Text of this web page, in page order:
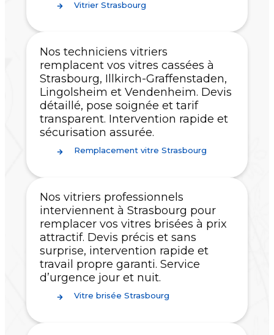
Vitrier Strasbourg
Nos techniciens vitriers
remplacent vos vitres cassées à
Strasbourg, Illkirch-Graffenstaden,
Lingolsheim et Vendenheim. Devis
détaillé, pose soignée et tarif
transparent. Intervention rapide et
sécurisation assurée.
Remplacement vitre Strasbourg
Nos vitriers professionnels
interviennent à Strasbourg pour
remplacer vos vitres brisées à prix
attractif. Devis précis et sans
surprise, intervention rapide et
travail propre garanti. Service
d’urgence jour et nuit.
Vitre brisée Strasbourg